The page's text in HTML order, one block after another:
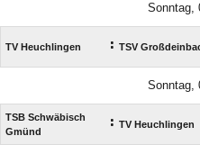
Sonntag,
TV Heuchlingen : TSV
Sonntag,
TSB Schwäbisch
Gmünd
: TV Heuchlingen